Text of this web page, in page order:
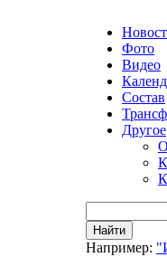
Фото
Видео
Состав
Другое
Найти
Например: